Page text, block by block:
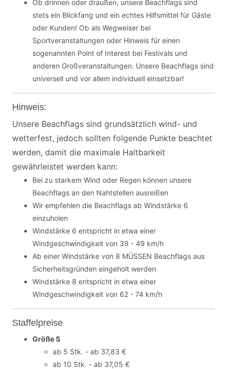
Ob drinnen oder draußen, unsere Beachflags sind
stets ein Blickfang und ein echtes Hilfsmittel für Gäste
oder Kunden! Ob als Wegweiser bei
Sportveranstaltungen oder Hinweis für einen
sogenannten Point of Interest bei Festivals und
anderen Großveranstaltungen. Unsere Beachflags sind
universell und vor allem individuell einsetzbar!
Hinweis:
Unsere Beachflags sind grundsätzlich wind- und
wetterfest, jedoch sollten folgende Punkte beachtet
werden, damit die maximale Haltbarkeit
gewährleistet werden kann:
Bei zu starkem Wind oder Regen können unsere
Beachflags an den Nahtstellen ausreißen
Wir empfehlen die Beachflags ab Windstärke 6
einzuholen
Windstärke 6 entspricht in etwa einer
Windgeschwindigkeit von 39 - 49 km/h
Ab einer Windstärke von 8 MÜSSEN Beachflags aus
Sicherheitsgründen eingeholt werden
Windstärke 8 entspricht in etwa einer
Windgeschwindigkeit von 62 - 74 km/h
Staffelpreise
Größe S
ab 5 Stk. - ab 37,83 €
ab 10 Stk. - ab 37,05 €